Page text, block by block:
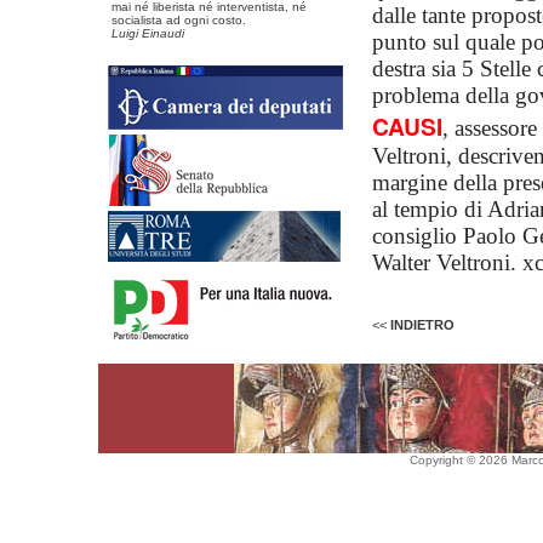
mai né liberista né interventista, né
socialista ad ogni costo.
Luigi Einaudi
dalle tante
punto sul quale
destra sia 5
problema della
CAUSI,
Veltroni,
margine della
al tempio di
consiglio Paolo
Walter Veltroni.
<< INDIETRO
Copyright © 2026